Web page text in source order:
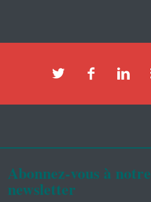
Abonnez-vous à notre
newsletter